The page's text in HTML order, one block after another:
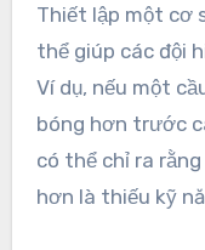
Thiết lập một cơ
thể giúp các đội
Ví dụ, nếu một
bóng hơn trước
có thể chỉ ra
hơn là thiếu kỹ